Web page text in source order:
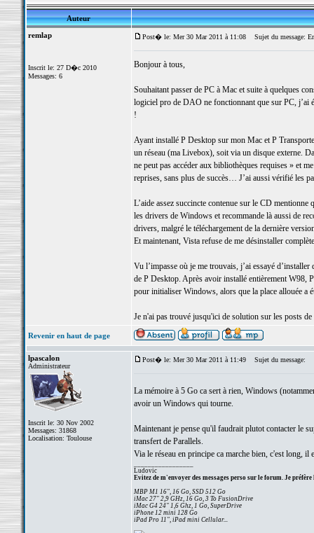
Auteur
remlap
Inscrit le: 27 D�c 2010
Messages: 6
Post� le: Mer 30 Mar 2011 à 11:08 Sujet du message:
Bonjour à tous,
Souhaitant passer de PC à Mac et suite à quelques
logiciel pro de DAO ne fonctionnant que sur PC, j’ai
!
Ayant installé P Desktop sur mon Mac et P
un réseau (ma Livebox), soit via un disque externe.
ne peut pas accéder aux bibliothèques requises » et
reprises, sans plus de succès… J’ai aussi vérifié les
L’aide assez succincte contenue sur le CD
les drivers de Windows et recommande là aussi de
drivers, malgré le téléchargement de la dernière
Et maintenant, Vista refuse de me désinstaller
Vu l’impasse où je me trouvais, j’ai essayé
de P Desktop. Après avoir installé entièrement W98,
pour initialiser Windows, alors que la place allouée a
Je n'ai pas trouvé jusqu'ici de solution sur les posts
Revenir en haut de page
lpascalon
Administrateur
Inscrit le: 30 Nov 2002
Messages: 31868
Localisation: Toulouse
Post� le: Mer 30 Mar 2011 à 11:49 Sujet du message:
La mémoire à 5 Go ca sert à rien, Windows
avoir un Windows qui tourne.
Maintenant je pense qu'il faudrait plutot contacter le
transfert de Parallels.
Via le réseau en principe ca marche bien, c'est long, il
Ludovic
Evitez de m'envoyer des messages perso sur le forum. Je préfère
MBP M1 16", 16 Go, SSD 512 Go
iMac 27" 2,9 GHz, 16 Go, 3 To FusionDrive
iMac G4 24" 1,6 Ghz, 1 Go, SuperDrive
iPhone 12 mini 128 Go
iPad Pro 11", iPad mini Cellular...